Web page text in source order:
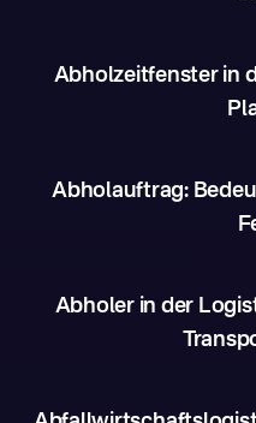
Abholzeitfenster in
Abholauftrag:
Abholer in der